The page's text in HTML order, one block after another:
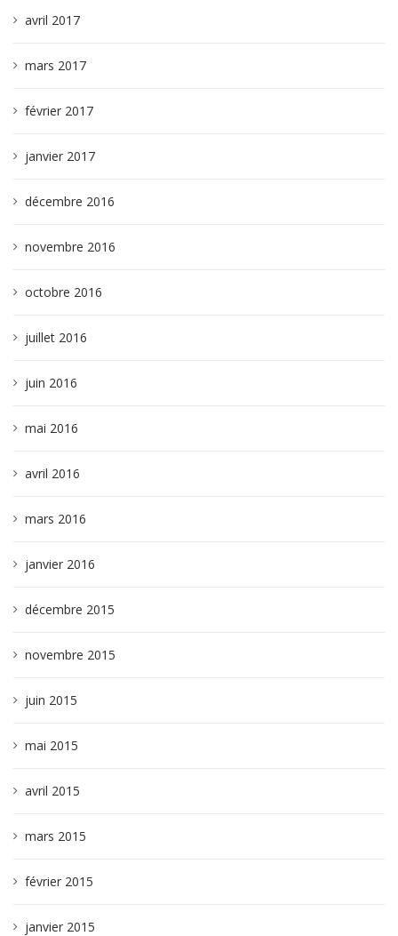
avril 2017
mars 2017
février 2017
janvier 2017
décembre 2016
novembre 2016
octobre 2016
juillet 2016
juin 2016
mai 2016
avril 2016
mars 2016
janvier 2016
décembre 2015
novembre 2015
juin 2015
mai 2015
avril 2015
mars 2015
février 2015
janvier 2015